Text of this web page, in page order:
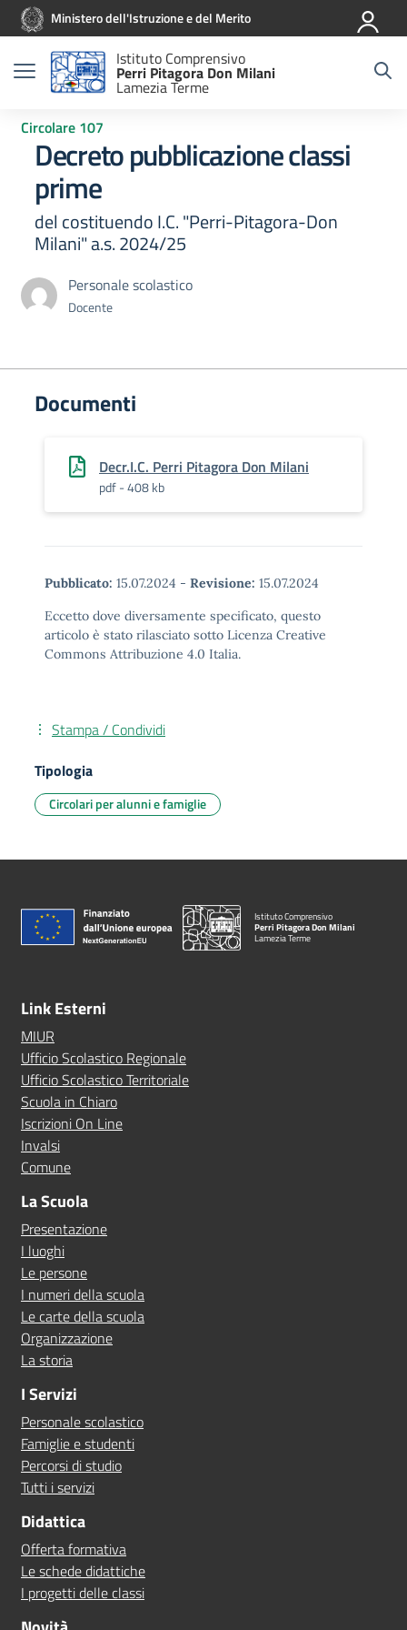
Vai ai contenuti
Vai al menu di navigazione
Vai al footerMinistero dell'Istruzione e del Merito
Istituto Comprensivo
Perri Pitagora Don Milani
Lamezia Terme
Circolare 107
Decreto pubblicazione classi
prime
del costituendo I.C. "Perri-Pitagora-Don
Milani" a.s. 2024/25
Personale scolastico
Docente
Documenti
Decr.I.C. Perri Pitagora Don Milani
pdf - 408 kb
Pubblicato: 15.07.2024 - Revisione: 15.07.2024
Eccetto dove diversamente specificato, questo
articolo è stato rilasciato sotto Licenza Creative
Commons Attribuzione 4.0 Italia.
Stampa / Condividi
Tipologia
Circolari per alunni e famiglie
Istituto Comprensivo
Perri Pitagora Don Milani
Lamezia Terme
Link Esterni
MIUR
Ufficio Scolastico Regionale
Ufficio Scolastico Territoriale
Scuola in Chiaro
Iscrizioni On Line
Invalsi
Comune
La Scuola
Presentazione
I luoghi
Le persone
I numeri della scuola
Le carte della scuola
Organizzazione
La storia
I Servizi
Personale scolastico
Famiglie e studenti
Percorsi di studio
Tutti i servizi
Didattica
Offerta formativa
Le schede didattiche
I progetti delle classi